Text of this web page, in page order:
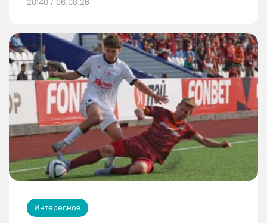
Интересное